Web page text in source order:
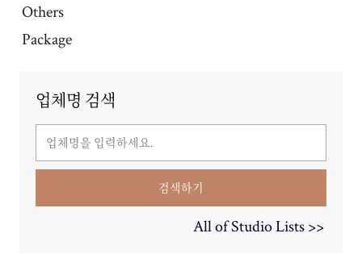
Others
Package
업체명 검색
검색하기
All of Studio Lists >>